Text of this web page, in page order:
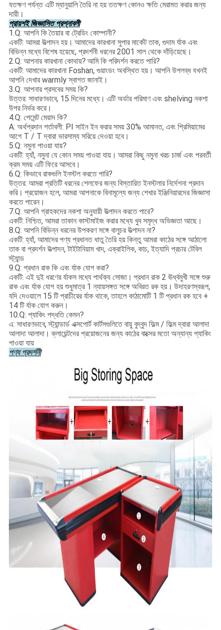
যতক্ষণ পর্যন্ত এটি ম্যানুয়ালি তৈরি না হয় ততক্ষণ কোনও ক্ষতি মেরামত করার জন্য
দায়ী।
প্রায়শই জিজ্ঞাসিত প্রশ্নাবলী
1.Q: আপনি কি তৈয়ার বা ট্রেডিং কোম্পানী?
একটি: আমরা উত্পাদন হয়। আমাদের কারখানা সুপার মার্কেট তাক, গুদাম র্যাক এবং
বিভিন্ন মধ্যে বিশেষ হয়েছে, প্রদর্শনী ধরনের 2001 সাল থেকে দাঁড়িয়েছে।
2.Q: আপনার কারখানা কোথায়? আমি কি পরিদর্শন করতে পারি?
একটি: আমাদের কারখানা Foshan, গুয়াংডং অবস্থিত হয়। আপনি উপলব্ধ যখনই
আপনি দেখার warmly স্বাগত জানাই।
3.Q: আপনার প্রসবের সময় কি?
উত্তর: সাধারণভাবে, 15 দিনের মধ্যে। এটি অর্ডার পরিমাণ এবং shelving নকশা
উপর নির্ভর করে।
4.Q: পেমেন্ট মেয়াদ কি?
A: অর্থপ্রদান শর্তাবলী: PI সাইন ইন করার সময় 30% আমানত, এবং প্রিমিয়ামের
আগে T / T দ্বারা ভারসাম্য সরিয়ে দেওয়া হবে।
5.Q: নমুনা পাওয়া যায়?
একটি: হ্যাঁ, নমুনা যে কোন সময় পাওয়া যায়। আমরা কিছু নমুনা খরচ চার্জ এবং পরবর্তী
ক্রম সময় এটি ফিরে আসবে।
6.Q: কিভাবে রাকগুলি ইনস্টল করতে পারি?
উত্তর: আমরা প্রতিটি ধরনের শেলফের জন্য বিস্তারিত ইনস্টলার নির্দেশনা প্রদান
করি। প্রয়োজন হলে, আমরা আপনাকে বিনামূল্যে জন্য শেখার ইঞ্জিনিয়ারদের জিজ্ঞাসা
করতে পারেন।
7.Q: আপনি গ্রাহকদের নকশা অনুযায়ী উত্পাদন করতে পারে?
একটি: নিশ্চিত, আমরা তাকান কাস্টমাইজ করার মধ্যে খুব সমৃদ্ধ অভিজ্ঞতা আছে।
8.Q: আপনি বিভিন্ন ধরনের উপকরণ সঙ্গে বালুচর উত্পাদন না?
একটি: হ্যাঁ, আমাদের পণ্য প্রধানত ধাতু তৈরি হয় কিন্তু আমরা কাঠের সঙ্গে আঠালো
তাক বা প্রদর্শন উত্পাদন, টাইটানিয়াম খাদ, এক্রাইলিক, কাচ, ইত্যাদি প্রচার টেবিল
স্ট্যান্ড
9.Q: প্রধান রাক কি এবং র্যাক যোগ করা?
একটি: এই দুই ধরণের র্যাকস মধ্যে পার্থক্য সোজা। প্রধান রাক 2 ঊর্ধ্বমুখী সঙ্গে শুরু
রাক এবং র্যাক যোগ হয় শুধুমাত্র 1 ন্যায়সঙ্গত সঙ্গে অবিরত রক হয়। উদাহরণস্বরূপ,
যদি দেওয়ালে 15 টি প্রাচীরের র্যাক থাকে, তাহলে কাঠামোটি 1 টি প্রধান রক হবে +
14 টি র্যাক যোগ করুন।
10.Q: প্যাকিং পদ্ধতি কেমন?
এ: সাধারণভাবে, স্ট্যান্ডার্ড এক্সপোর্ট কার্টসগুলিতে বায়ু বুদ্বুদ ফিল্ম / ফিল্ম দ্বারা আলাদা
আলাদা আলাদা। ক্লায়েন্টদের প্রয়োজনের জন্য কাঠের বাক্সের মতো অন্যান্য প্যাকিং
পাওয়া যায়
পণ্য প্রদর্শনী